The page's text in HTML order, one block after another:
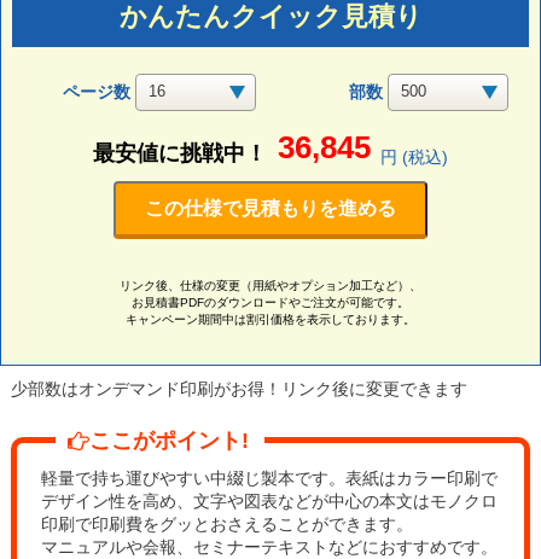
かんたんクイック見積り
ページ数 部数
最安値に挑戦中！ 36,845 円 (税込)
この仕様で見積もりを進める
リンク後、仕様の変更（用紙やオプション加工など）、
お見積書PDFのダウンロードやご注文が可能です。
キャンペーン期間中は割引価格を表示しております。
少部数はオンデマンド印刷がお得！リンク後に変更できます
ここがポイント!
軽量で持ち運びやすい中綴じ製本です。表紙はカラー印刷で
デザイン性を高め、文字や図表などが中心の本文はモノクロ
印刷で印刷費をグッとおさえることができます。
マニュアルや会報、セミナーテキストなどにおすすめです。